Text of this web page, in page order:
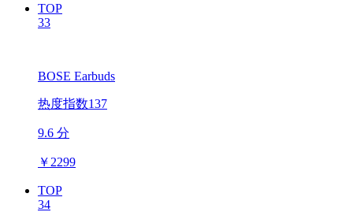
TOP
33
BOSE Earbuds
热度指数137
9.6 分
￥ 2299
TOP
34